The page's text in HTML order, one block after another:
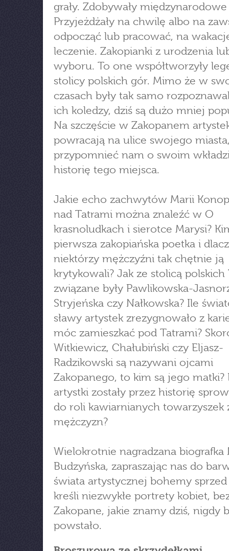
grały. Zdobywały
Przyjeżdżały na chwilę albo na
odpocząć lub pracować, na
leczenie. Zakopianki z urodzenia
wyboru. To one współtworzyły
stolicy polskich gór. Mimo że w
czasach były tak samo
ich koledzy, dziś są dużo mniej
Na szczęście w Zakopanem
powracają na ulice swojego
przypomnieć nam o swoim
historię tego miejsca.
Jakie echo zachwytów Marii
nad Tatrami można znaleźć w O
krasnoludkach i sierotce Marysi?
pierwsza zakopiańska poetka i
niektórzy mężczyźni tak chętnie ją
krytykowali? Jak ze stolicą polskich
związane były Pawlikowska-
Stryjeńska czy Nałkowska? Ile
sławy artystek zrezygnowało z
móc zamieszkać pod Tatrami?
Witkiewicz, Chałubiński czy Eljasz-
Radzikowski są nazywani ojcami
Zakopanego, to kim są jego matki?
artystki zostały przez historię
do roli kawiarnianych towarzyszek
mężczyzn?
Wielokrotnie nagradzana biografka
Budzyńska, zapraszając nas do
świata artystycznej bohemy
kreśli niezwykłe portrety kobiet,
Zakopane, jakie znamy dziś, nigdy
powstało.